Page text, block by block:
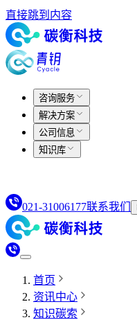
直接跳到内容
咨询服务
解决方案
公司信息
知识库
021-31006177联系我们
首页
资讯中心
知识碳索